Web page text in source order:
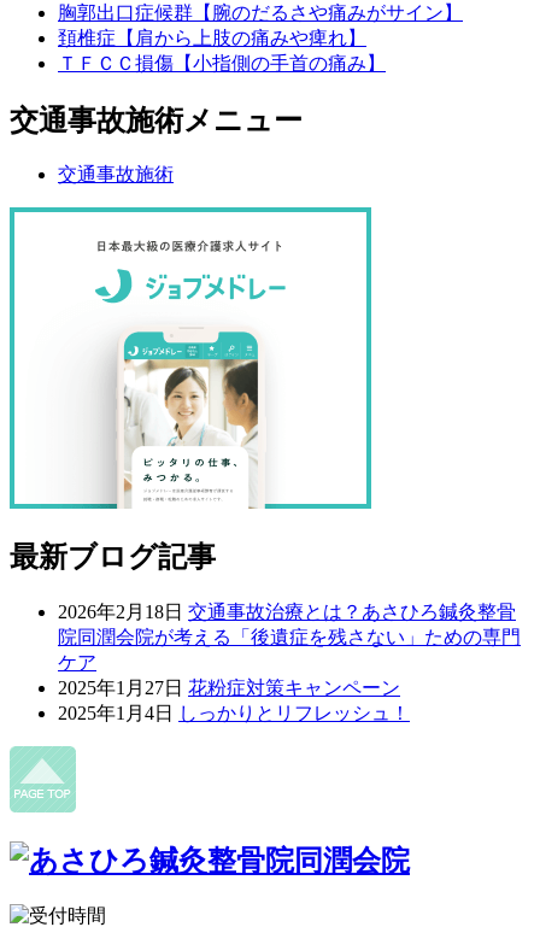
胸郭出口症候群【腕のだるさや痛みがサイン】
頚椎症【肩から上肢の痛みや痺れ】
ＴＦＣＣ損傷【小指側の手首の痛み】
交通事故施術メニュー
交通事故施術
最新ブログ記事
2026年2月18日 交通事故治療とは？あさひろ鍼灸整骨
院同潤会院が考える「後遺症を残さない」ための専門
ケア
2025年1月27日 花粉症対策キャンペーン
2025年1月4日
しっかりとリフレッシュ！